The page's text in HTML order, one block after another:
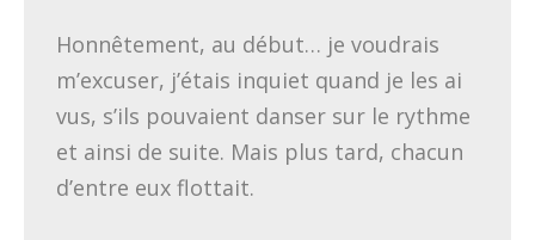
Honnêtement, au début… je voudrais
m’excuser, j’étais inquiet quand je les ai
vus, s’ils pouvaient danser sur le rythme
et ainsi de suite. Mais plus tard, chacun
d’entre eux flottait.